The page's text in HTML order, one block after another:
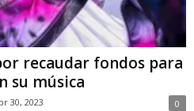
recaudar fondos para
su música
30, 2023 0